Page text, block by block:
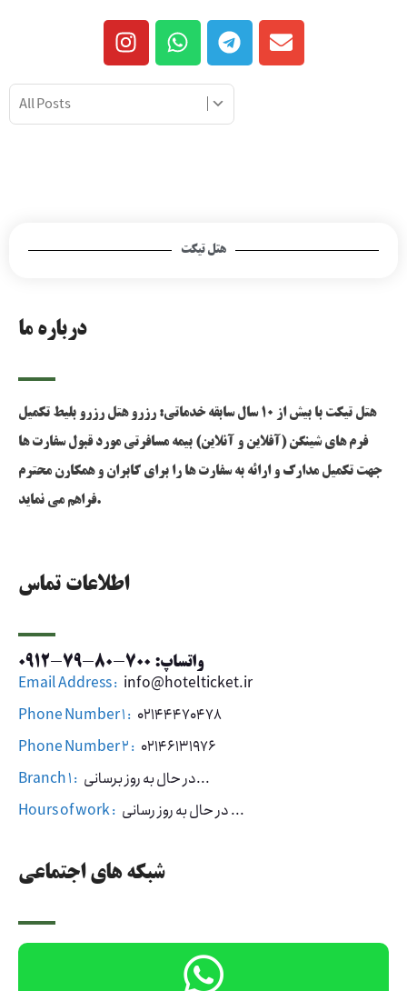
هتل تیکت
شبکه های اجتماعی
اطلاعات تماس
واتساپ: 700-80-79-0912
Email Address : info@hotelticket.ir
Phone Number 1 : 02144470478
Phone Number 2 : 02146131976
Branch 1 :
در حال به روز برسانی...
Hours of work :
در حال به روز رسانی ...
درباره ما
هتل تیکت با بیش از 10 سال سابقه خدماتی: رزرو هتل رزرو بلیط تکمیل
فرم های شینگن (آفلاین و آنلاین) بیمه مسافرتی مورد قبول سفارت ها
جهت تکمیل مدارک و ارائه به سفارت ها را برای کابران و همکارن محترم
فراهم می نماید.